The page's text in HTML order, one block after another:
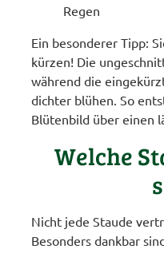
Regen
Ein besonderer Tipp:
kürzen! Die
während die
dichter blühen. So
Blütenbild über einen
Welche
Nicht jede Staude
Besonders dankbar